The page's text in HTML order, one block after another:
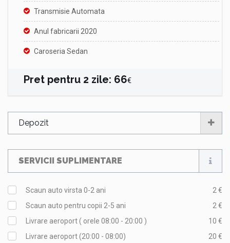
Transmisie Automata
Anul fabricarii 2020
Caroseria Sedan
Pret pentru 2 zile: 66€
Depozit
SERVICII SUPLIMENTARE
Scaun auto virsta 0-2 ani
2 €
Scaun auto pentru copii 2-5 ani
2 €
Livrare aeroport ( orele 08:00 - 20:00 )
10 €
Livrare aeroport (20:00 - 08:00)
20 €